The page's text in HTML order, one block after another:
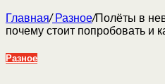
Главная/Разное/Полёты в
почему стоит попробовать и
Разное